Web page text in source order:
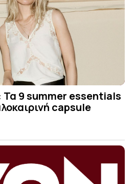
Τα 9 summer essentials
capsule